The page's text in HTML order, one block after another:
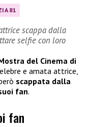
81
scappa dalla
selfie con loro
del Cinema di
e amata attrice,
scappata dalla
fan.
fan